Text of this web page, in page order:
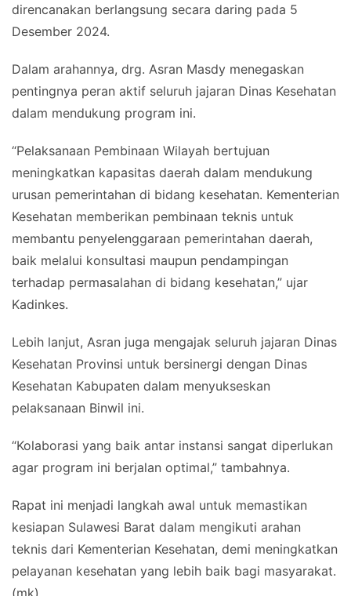
direncanakan berlangsung secara daring pada 5
Desember 2024.
Dalam arahannya, drg. Asran Masdy menegaskan
pentingnya peran aktif seluruh jajaran Dinas Kesehatan
dalam mendukung program ini.
“Pelaksanaan Pembinaan Wilayah bertujuan
meningkatkan kapasitas daerah dalam mendukung
urusan pemerintahan di bidang kesehatan. Kementerian
Kesehatan memberikan pembinaan teknis untuk
membantu penyelenggaraan pemerintahan daerah,
baik melalui konsultasi maupun pendampingan
terhadap permasalahan di bidang kesehatan,” ujar
Kadinkes.
Lebih lanjut, Asran juga mengajak seluruh jajaran Dinas
Kesehatan Provinsi untuk bersinergi dengan Dinas
Kesehatan Kabupaten dalam menyukseskan
pelaksanaan Binwil ini.
“Kolaborasi yang baik antar instansi sangat diperlukan
agar program ini berjalan optimal,” tambahnya.
Rapat ini menjadi langkah awal untuk memastikan
kesiapan Sulawesi Barat dalam mengikuti arahan
teknis dari Kementerian Kesehatan, demi meningkatkan
pelayanan kesehatan yang lebih baik bagi masyarakat.
(mk)